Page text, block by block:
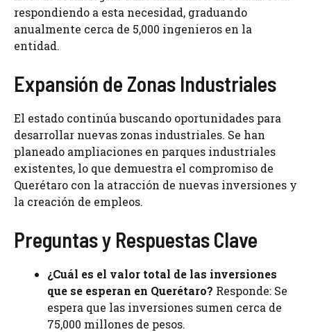
respondiendo a esta necesidad, graduando
anualmente cerca de 5,000 ingenieros en la
entidad.
Expansión de Zonas Industriales
El estado continúa buscando oportunidades para
desarrollar nuevas zonas industriales. Se han
planeado ampliaciones en parques industriales
existentes, lo que demuestra el compromiso de
Querétaro con la atracción de nuevas inversiones y
la creación de empleos.
Preguntas y Respuestas Clave
¿Cuál es el valor total de las inversiones
que se esperan en Querétaro? Responde: Se
espera que las inversiones sumen cerca de
75,000 millones de pesos.